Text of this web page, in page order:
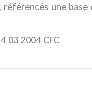
une base
03 2004 CFC